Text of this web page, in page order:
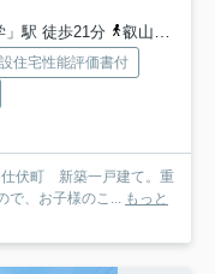
」駅 徒歩21分
叡山電鉄叡山本線「元田中」駅 徒歩22分
住宅性能評価書付
仕伏町 新築一戸建て。重
で、お子様のこ... もっと